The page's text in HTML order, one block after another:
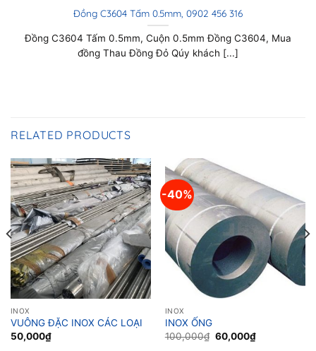
Đồng C3604 Tấm 0.4mm, 0902 456 316
Đồng C3604 Tấm 0.4mm, Cuộn 0.4mm Đồng C3604, Mua
đồng Thau Đồng Đỏ Qúy khách [...]
RELATED PRODUCTS
INOX
VUÔNG ĐẶC INOX CÁC LOẠI
50,000₫
-40%
INOX
INOX ỐNG
100,000₫ Original
price
60,000₫Current
price